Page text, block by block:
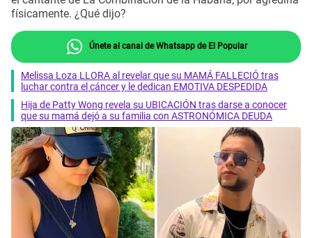
físicamente. ¿Qué dijo?
Únete al canal de Whatsapp de El Popular
Melissa Loza LLORA al revelar que su MAMÁ FALLECIÓ tras
luchar contra el cáncer y le dedican EMOTIVA DESPEDIDA
Hija de Patty Wong revela su UBICACIÓN tras darse a conocer
que su mamá dejó a su familia con ASTRONÓMICA DEUDA